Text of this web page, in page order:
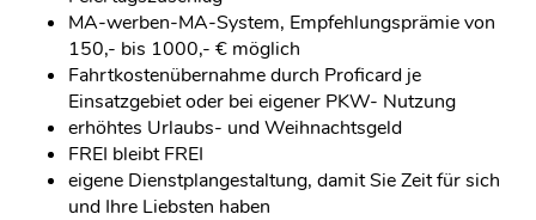
MA-werben-MA-System, Empfehlungsprämie von
150,- bis 1000,- € möglich
Fahrtkostenübernahme durch Proficard je
Einsatzgebiet oder bei eigener PKW- Nutzung
erhöhtes Urlaubs- und Weihnachtsgeld
FREI bleibt FREI
eigene Dienstplangestaltung, damit Sie Zeit für sich
und Ihre Liebsten haben